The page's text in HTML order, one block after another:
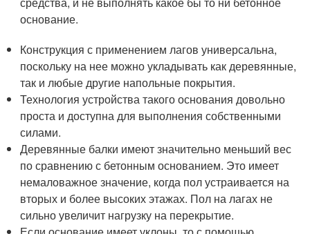
основание.
Конструкция с применением лагов универсальна,
поскольку на нее можно укладывать как деревянные,
так и любые другие напольные покрытия.
Технология устройства такого основания довольно
проста и доступна для выполнения собственными
силами.
Деревянные балки имеют значительно меньший вес
по сравнению с бетонным основанием. Это имеет
немаловажное значение, когда пол устраивается на
вторых и более высоких этажах. Пол на лагах не
сильно увеличит нагрузку на перекрытие.